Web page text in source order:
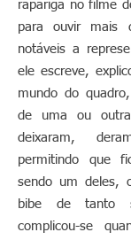
rapariga no filme
para ouvir mais
notáveis a
ele escreve,
mundo do
de uma ou
deixaram,
permitindo que
sendo um deles,
bibe de tanto
complicou-se